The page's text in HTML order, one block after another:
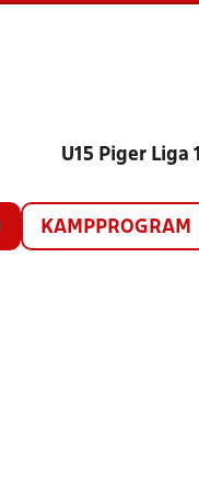
U15 Piger Liga
KAMPPROGRAM